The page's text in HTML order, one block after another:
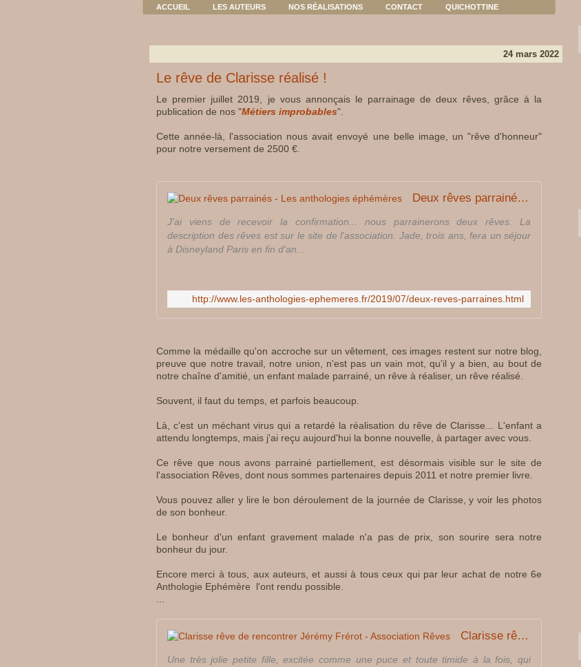
ACCUEIL LES AUTEURS NOS RÉALISATIONS CONTACT QUICHOTTINE
24 mars 2022
Le rêve de Clarisse réalisé !
Le premier juillet 2019, je vous annonçais le parrainage de deux rêves, grâce à la
publication de nos "Métiers improbables".
Cette année-là, l'association nous avait envoyé une belle image, un "rêve d'honneur"
pour notre versement de 2500 €.
Deux rêves parrainés - Les anthologies éphémères
J'ai viens de recevoir la confirmation... nous parrainerons deux rêves. La
description des rêves est sur le site de l'association. Jade, trois ans, fera un séjour
à Disneyland Paris en fin d'an...
http://www.les-anthologies-ephemeres.fr/2019/07/deux-reves-parraines.html
Comme la médaille qu'on accroche sur un vêtement, ces images restent sur notre blog,
preuve que notre travail, notre union, n'est pas un vain mot, qu'il y a bien, au bout de
notre chaîne d'amitié, un enfant malade parrainé, un rêve à réaliser, un rêve réalisé.
Souvent, il faut du temps, et parfois beaucoup.
Là, c'est un méchant virus qui a retardé la réalisation du rêve de Clarisse... L'enfant a
attendu longtemps, mais j'ai reçu aujourd'hui la bonne nouvelle, à partager avec vous.
Ce rêve que nous avons parrainé partiellement, est désormais visible sur le site de
l'association Rêves, dont nous sommes partenaires depuis 2011 et notre premier livre.
Vous pouvez aller y lire le bon déroulement de la journée de Clarisse, y voir les photos
de son bonheur.
Le bonheur d'un enfant gravement malade n'a pas de prix, son sourire sera notre
bonheur du jour.
Encore merci à tous, aux auteurs, et aussi à tous ceux qui par leur achat de notre 6e
Anthologie Ephémère l'ont rendu possible.
Clarisse rêve de rencontrer Jérémy Frérot - Association Rêves
Une très jolie petite fille, excitée comme une puce et toute timide à la fois, qui